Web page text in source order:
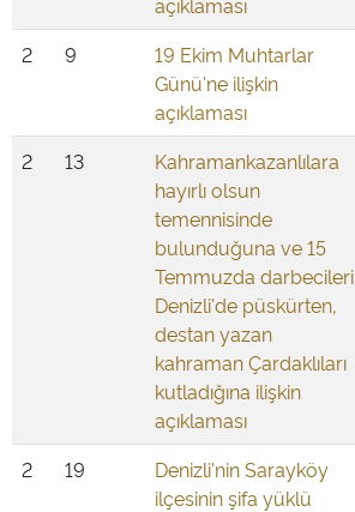
2 9
19 Ekim Muhtarlar
Günü'ne ilişkin
açıklaması
2 13
Kahramankazanlılara
hayırlı olsun
temennisinde
bulunduğuna ve 15
Temmuzda darbecileri
Denizli'de püskürten,
destan yazan
kahraman Çardaklıları
kutladığına ilişkin
açıklaması
2 19
Denizli'nin Sarayköy
ilçesinin şifa yüklü